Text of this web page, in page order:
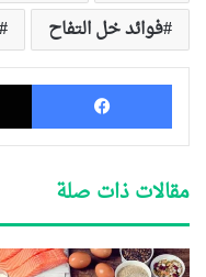
فوائد خل التفاح
فيسبوك
مقالات ذات صلة